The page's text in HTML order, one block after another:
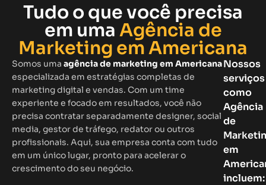
Tudo o que você precisa
em uma Agência de
Marketing em Americana
Somos uma agência de marketing em Americana
especializada em estratégias completas de
marketing digital e vendas. Com um time
experiente e focado em resultados, você não
precisa contratar separadamente designer, social
media, gestor de tráfego, redator ou outros
profissionais. Aqui, sua empresa conta com tudo
em um único lugar, pronto para acelerar o
crescimento do seu negócio.
Nossos
serviços
como
Agência
de
em
incluem: